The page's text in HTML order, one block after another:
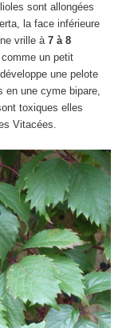
sont allongées
la face inférieure
vrille à7 à 8
un petit
une pelote
en une cyme bipare,
toxiques elles
Vitacées.